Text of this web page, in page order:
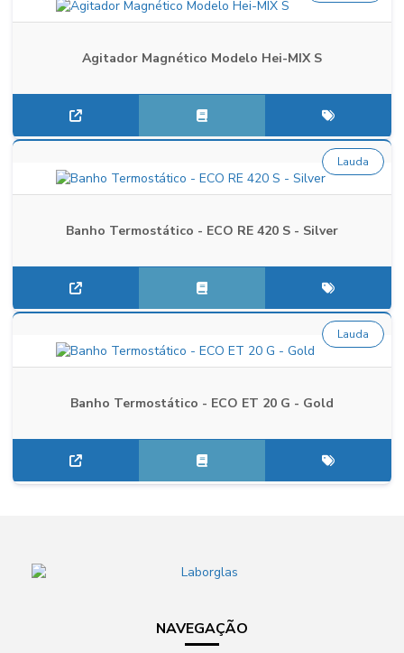
Agitador Magnético Modelo Hei-MIX S
Banho Termostático - ECO RE 420 S - Silver
Lauda
Banho Termostático - ECO ET 20 G - Gold
Lauda
NAVEGAÇÃO